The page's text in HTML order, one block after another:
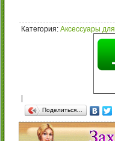
Категория: Аксессуары
Поделиться…